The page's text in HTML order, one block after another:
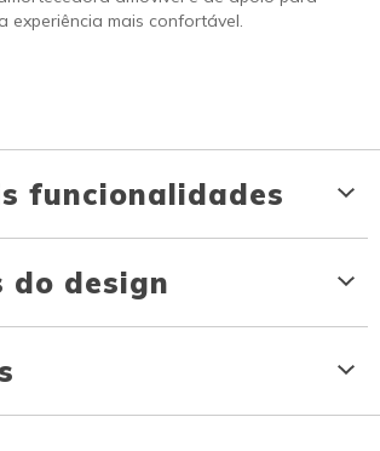
experiência mais confortável.
funcionalidades
do design